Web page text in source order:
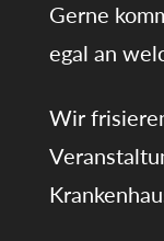
Gerne
egal an
Wir